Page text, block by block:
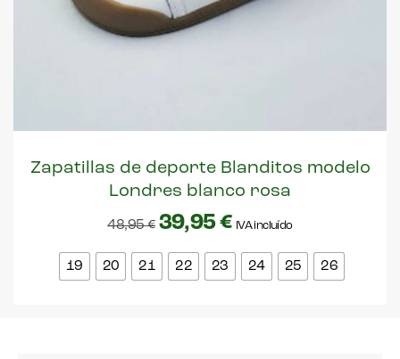
Zapatillas de deporte Blanditos modelo
Londres blanco rosa
48,95€ 39,95€ IVA incluído
19 20 21 22 23 24 25 26